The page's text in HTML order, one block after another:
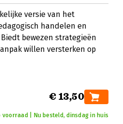
versie van het
handelen en
bewezen strategieën
willen versterken op
€ 13,50
voorraad | Nu besteld, dinsdag in huis